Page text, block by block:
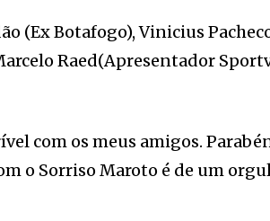
(Ex Botafogo), Vinicius
Raed(Apresentador
com os meus amigos.
o Sorriso Maroto é de um